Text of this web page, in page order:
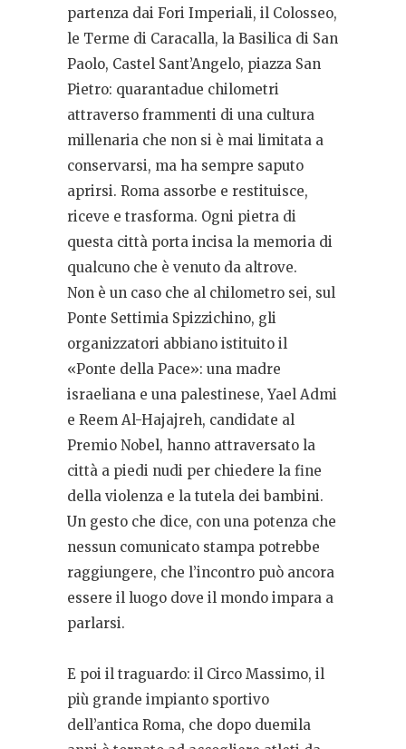
partenza dai Fori Imperiali, il Colosseo,
le Terme di Caracalla, la Basilica di San
Paolo, Castel Sant’Angelo, piazza San
Pietro: quarantadue chilometri
attraverso frammenti di una cultura
millenaria che non si è mai limitata a
conservarsi, ma ha sempre saputo
aprirsi. Roma assorbe e restituisce,
riceve e trasforma. Ogni pietra di
questa città porta incisa la memoria di
qualcuno che è venuto da altrove.
Non è un caso che al chilometro sei, sul
Ponte Settimia Spizzichino, gli
organizzatori abbiano istituito il
«Ponte della Pace»: una madre
israeliana e una palestinese, Yael Admi
e Reem Al-Hajajreh, candidate al
Premio Nobel, hanno attraversato la
città a piedi nudi per chiedere la fine
della violenza e la tutela dei bambini.
Un gesto che dice, con una potenza che
nessun comunicato stampa potrebbe
raggiungere, che l’incontro può ancora
essere il luogo dove il mondo impara a
parlarsi.
E poi il traguardo: il Circo Massimo, il
più grande impianto sportivo
dell’antica Roma, che dopo duemila